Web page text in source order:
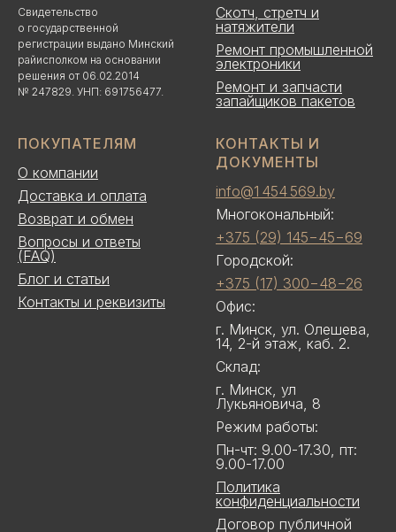
Свидетельство
о государственной
регистрации выдано Минский
райисполком на основании
решения от 06.02.2014
№ 247829. УНП: 691756477.
Скотч, стретч и
натяжители
Ремонт промышленной
электроники
Ремонт и запчасти
запайщиков пакетов
ПОКУПАТЕЛЯМ
О компании
Доставка и оплата
Возврат и обмен
Вопросы и ответы
(FAQ)
Блог и статьи
Контакты и реквизиты
КОНТАКТЫ И
ДОКУМЕНТЫ
info@1 454 569.by
Многокональный:
+375 (29) 145−45−69
Городской:
+375 (17) 300−48−26
Офис:
г. Минск, ул. Олешева,
14, 2-й этаж, каб. 2.
Склад:
г. Минск, ул
Лукьяновича, 8
Режим работы:
Пн-чт: 9.00-17.30, пт:
9.00-17.00
Политика
конфиденциальности
Договор публичной